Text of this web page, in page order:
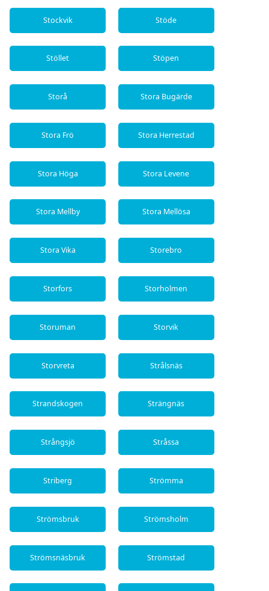
Stockvik Stöde
Stöllet Stöpen
Storå Stora Bugärde
Stora Frö Stora Herrestad
Stora Höga Stora Levene
Stora Mellby Stora Mellösa
Stora Vika Storebro
Storfors Storholmen
Storuman Storvik
Storvreta Strålsnäs
Strandskogen Strängnäs
Strångsjö Stråssa
Striberg Strömma
Strömsbruk Strömsholm
Strömsnäsbruk Strömstad